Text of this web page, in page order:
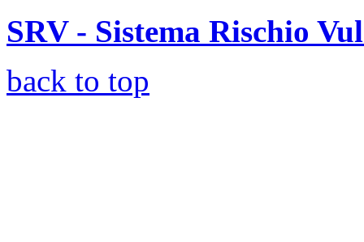
SRV - Sistema Rischio
back to top